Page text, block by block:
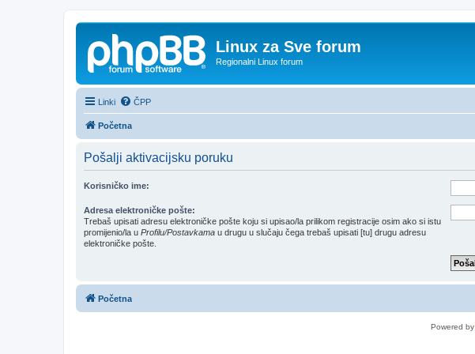
Linux za Sve forum
Regionalni Linux forum
Linki ČPP
Početna
Pošalji aktivacijsku poruku
Korisničko ime:
Adresa elektroničke pošte:
Trebaš upisati adresu elektroničke pošte koju si upisao/la prilikom registracije osim ako si istu
promijenio/la u Profilu/Postavkama u drugu u slučaju čega trebaš upisati [tu] drugu adresu
elektroničke pošte.
Početna
Powered by